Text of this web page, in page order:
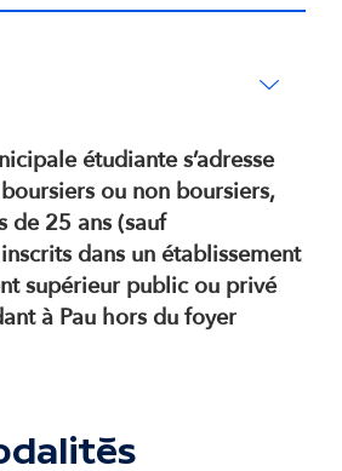
étudiante s’adresse
ou non boursiers,
de 25 ans (sauf
dans un établissement
supérieur public ou privé
à Pau hors du foyer